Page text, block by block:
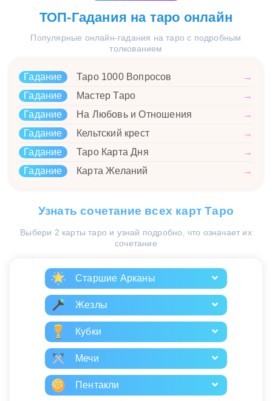
ТОП-Гадания на таро онлайн
Популярные онлайн-гадания на таро с подробным
толкованием
Гадание Таро 1000 Вопросов
→
Гадание
Мастер Таро
→
Гадание
На Любовь и Отношения
→
Гадание
Кельтский крест
→
Гадание
Таро Карта Дня
→
Гадание
Карта Желаний →
Узнать сочетание всех карт Таро
Выбери 2 карты таро и узнай подробно, что означает их
сочетание
Старшие Арканы
Жезлы
Кубки
Мечи
Пентакли